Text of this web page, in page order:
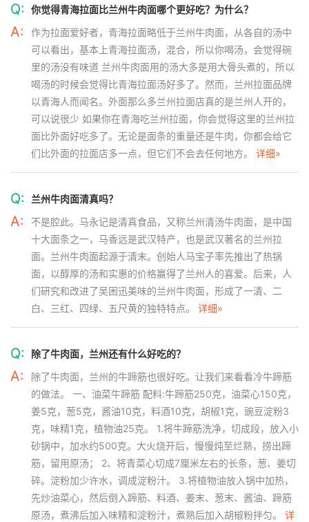
Q: 你觉得青海拉面比兰州牛肉面哪个更好吃？为什么？
A:
作为拉面爱好者，青海拉面略低于兰州牛肉面，从各自的汤中
可以看出，基本上青海拉面汤，混合，所以你喝汤，会觉得碗
里的汤没有味道 兰州牛肉面用的汤大多是用大骨头煮的，所以
喝汤的时候会觉得比青海拉面汤好多了。然而，兰州拉面品牌
以青海人而闻名。外面那么多兰州拉面店真的是兰州人开的，
可以说很少 如果你在青海吃兰州拉面，你会觉得这里的兰州拉
面比外面好吃多了。无论是面条的重量还是牛肉，你都会给它
们比外面的拉面店多一点，但它们不会去任何地方。 详细»
Q: 兰州牛肉面清真吗？
A:
不是腔此。马永记是清真食品，又称兰州清汤牛肉面，是中国
十大面条之一，马香远是武汉特产，也是武汉著名的兰州拉
面。兰州牛肉面起源于清末。创始人马宝子率先推出了热锅
面，以醇厚的汤和实惠的价格赢得了兰州人的喜爱。后来，人
们研究和改进了吴困迅美味的兰州牛肉面，形成了一清、二
白、三红、四绿、五尺黄的独特特点。 详细»
Q: 除了牛肉面，兰州还有什么好吃的？
A:
除了牛肉面，兰州的牛蹄筋也很好吃。让我们来看看冷牛蹄筋
的做法。 一、油菜牛蹄筋 配料:牛蹄筋250克，油菜心150克，
姜5克，葱5克，酱油10克，料酒10克，胡椒1克，豌豆淀粉3
克，味精1克，植物油25克。 1.将牛蹄筋洗净，切成段，放入小
砂锅中，加水约500克。大火烧开后，慢慢炖至烂熟，捞出蹄
筋，留用原汤； 2、将青菜心切成7厘米左右的长条，葱、姜切
碎。淀粉加少许水，调成淀粉汁。 3.将植物油放入锅中加热，
先炒油菜心，然后倒入蹄筋、料酒、姜末、葱末、酱油、蹄筋
原汤，煮沸后加入味精和淀粉汁，煮熟后加入胡椒粉拌匀。 详